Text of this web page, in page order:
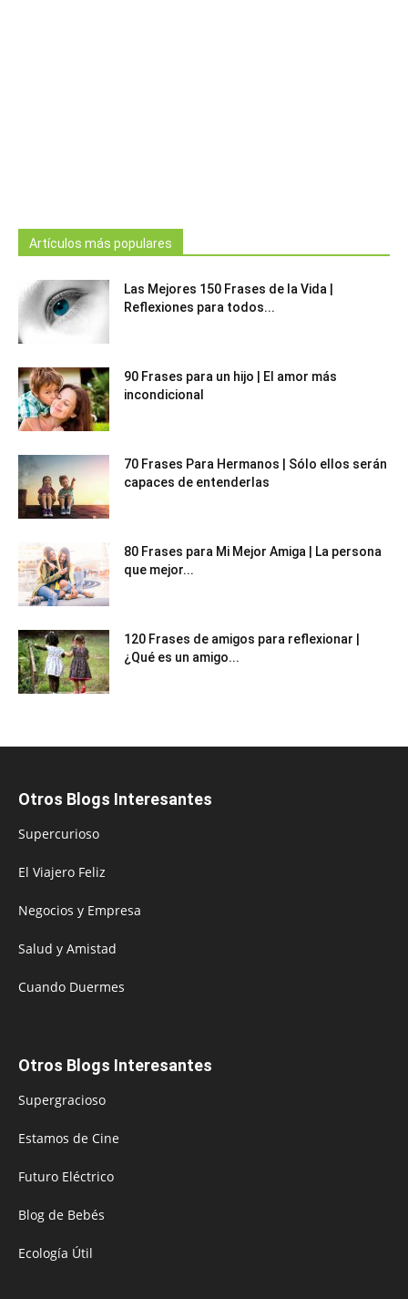
Artículos más populares
Las Mejores 150 Frases de la Vida |
Reflexiones para todos...
90 Frases para un hijo | El amor más
incondicional
70 Frases Para Hermanos | Sólo ellos serán
capaces de entenderlas
80 Frases para Mi Mejor Amiga | La persona
que mejor...
120 Frases de amigos para reflexionar |
¿Qué es un amigo...
Otros Blogs Interesantes
Supercurioso
El Viajero Feliz
Negocios y Empresa
Salud y Amistad
Cuando Duermes
Otros Blogs Interesantes
Supergracioso
Estamos de Cine
Futuro Eléctrico
Blog de Bebés
Ecología Útil